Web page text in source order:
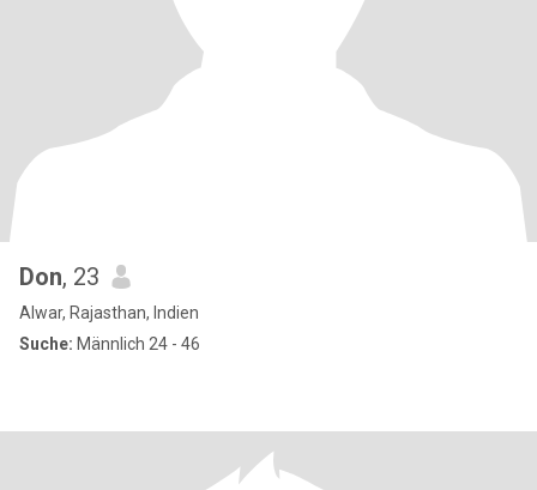
Don, 23
Alwar, Rajasthan, Indien
Suche: Männlich 24 - 46